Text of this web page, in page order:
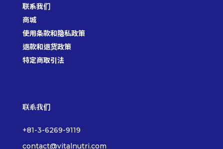
联系我们
商城
使用条款和隐私政策
退款和退货政策
特定商取引法
联系我们
+81-3-6269-9119
contact@vitalnutri.com